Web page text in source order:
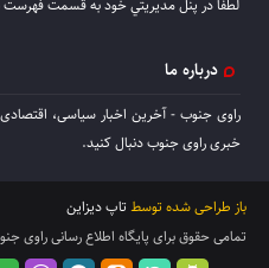
لطفا در پنل مديريتي خود به قسمت فهرست
درباره ما
راوی جنوب - آخرین اخبار سیاسی، اقتصادی
خبری راوی جنوب دنبال کنید.
باز طراحی شده توسط تاپ دیزاین
تمامی حقوق برای پایگاه اطلاع رسانی راوی